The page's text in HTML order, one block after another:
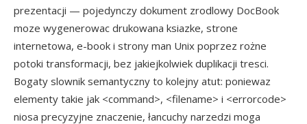
prezentacji — pojedynczy dokument zrodlowy DocBook
moze wygenerowac drukowana ksiazke, strone
internetowa, e-book i strony man Unix poprzez rożne
potoki transformacji, bez jakiejkolwiek duplikacji tresci.
Bogaty slownik semantyczny to kolejny atut: poniewaz
elementy takie jak <command>, <filename> i <errorcode>
niosa precyzyjne znaczenie, łancuchy narzedzi moga